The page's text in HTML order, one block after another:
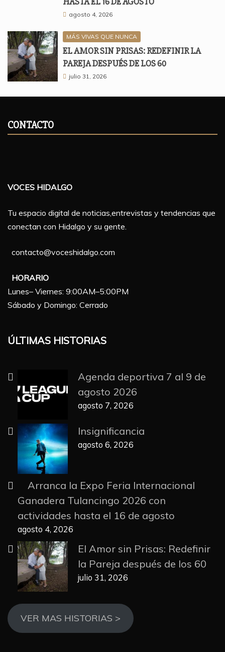
agosto 4, 2026
MÁS VIVAS QUE NUNCA
EL AMOR SIN PRISAS: REDEFINIR LA
PAREJA DESPUÉS DE LOS 60
julio 31, 2026
CONTACTO
VOCES HIDALGO
Tu espacio digital de noticias,entrevistas y tendencias que
conectan con Hidalgo y su gente.
contacto@voceshidalgo.com
HORARIO
Lunes– Viernes: 9:00AM–5:00PM
Sábado y Domingo: Cerrado
ÚLTIMAS HISTORIAS
Agenda deportiva 7 al 9 de
agosto 2026
agosto 7, 2026
Insignificancia
agosto 6, 2026
Arranca la Expo Feria Internacional
Ganadera Tulancingo 2026 con
actividades hasta el 16 de agosto
agosto 4, 2026
El Amor sin Prisas: Redefinir
la Pareja después de los 60
julio 31, 2026
VER MAS HISTORIAS >